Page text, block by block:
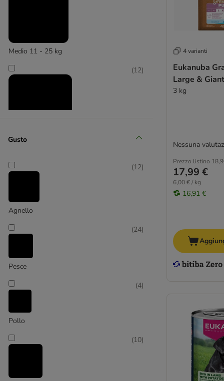
Crocchette Cani senza cereali
Medio 11 - 25 kg
(12)
Gusto
Agnello
(12)
Pesce
(24)
Pollo
(4)
(10)
4 varianti
Eukanuba
Large &
3 kg
Prezzo listino
17,99 €
6,00 € / kg
16,91 €
Nessuna